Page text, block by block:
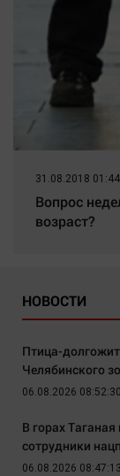
31.08.2018
Вопрос
возраст?
НОВОСТИ
Птица-
Челябинского
06.08.2026 08:52:30
В горах
сотрудники
06.08.2026 08:47:13